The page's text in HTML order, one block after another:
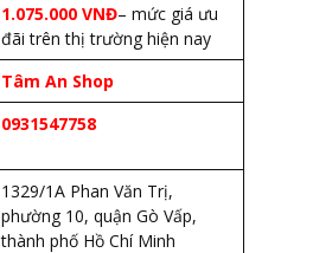
1.075.000 VNĐ– mức giá ưu
đãi trên thị trường hiện nay
Tâm An Shop
0931547758
1329/1A Phan Văn Trị,
phường 10, quận Gò Vấp,
thành phố Hồ Chí Minh